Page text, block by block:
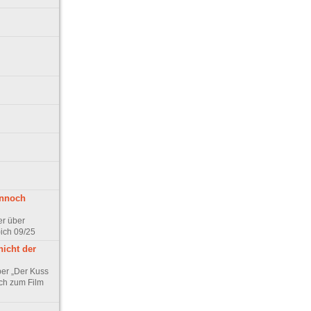
über
09/25
der
„Der Kuss
zum Film